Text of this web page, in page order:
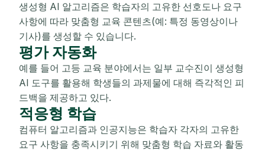
생성형 AI 알고리즘은 학습자의 고유한 선호도나 요구
사항에 따라 맞춤형 교육 콘텐츠(예: 특정 동영상이나
기사)를 생성할 수 있습니다.
평가 자동화
예를 들어 고등 교육 분야에서는 일부 교수진이 생성형
AI 도구를 활용해 학생들의 과제물에 대해 즉각적인 피
드백을 제공하고 있다.
적응형 학습
컴퓨터 알고리즘과 인공지능은 학습자 각자의 고유한
요구 사항을 충족시키기 위해 맞춤형 학습 자료와 활동